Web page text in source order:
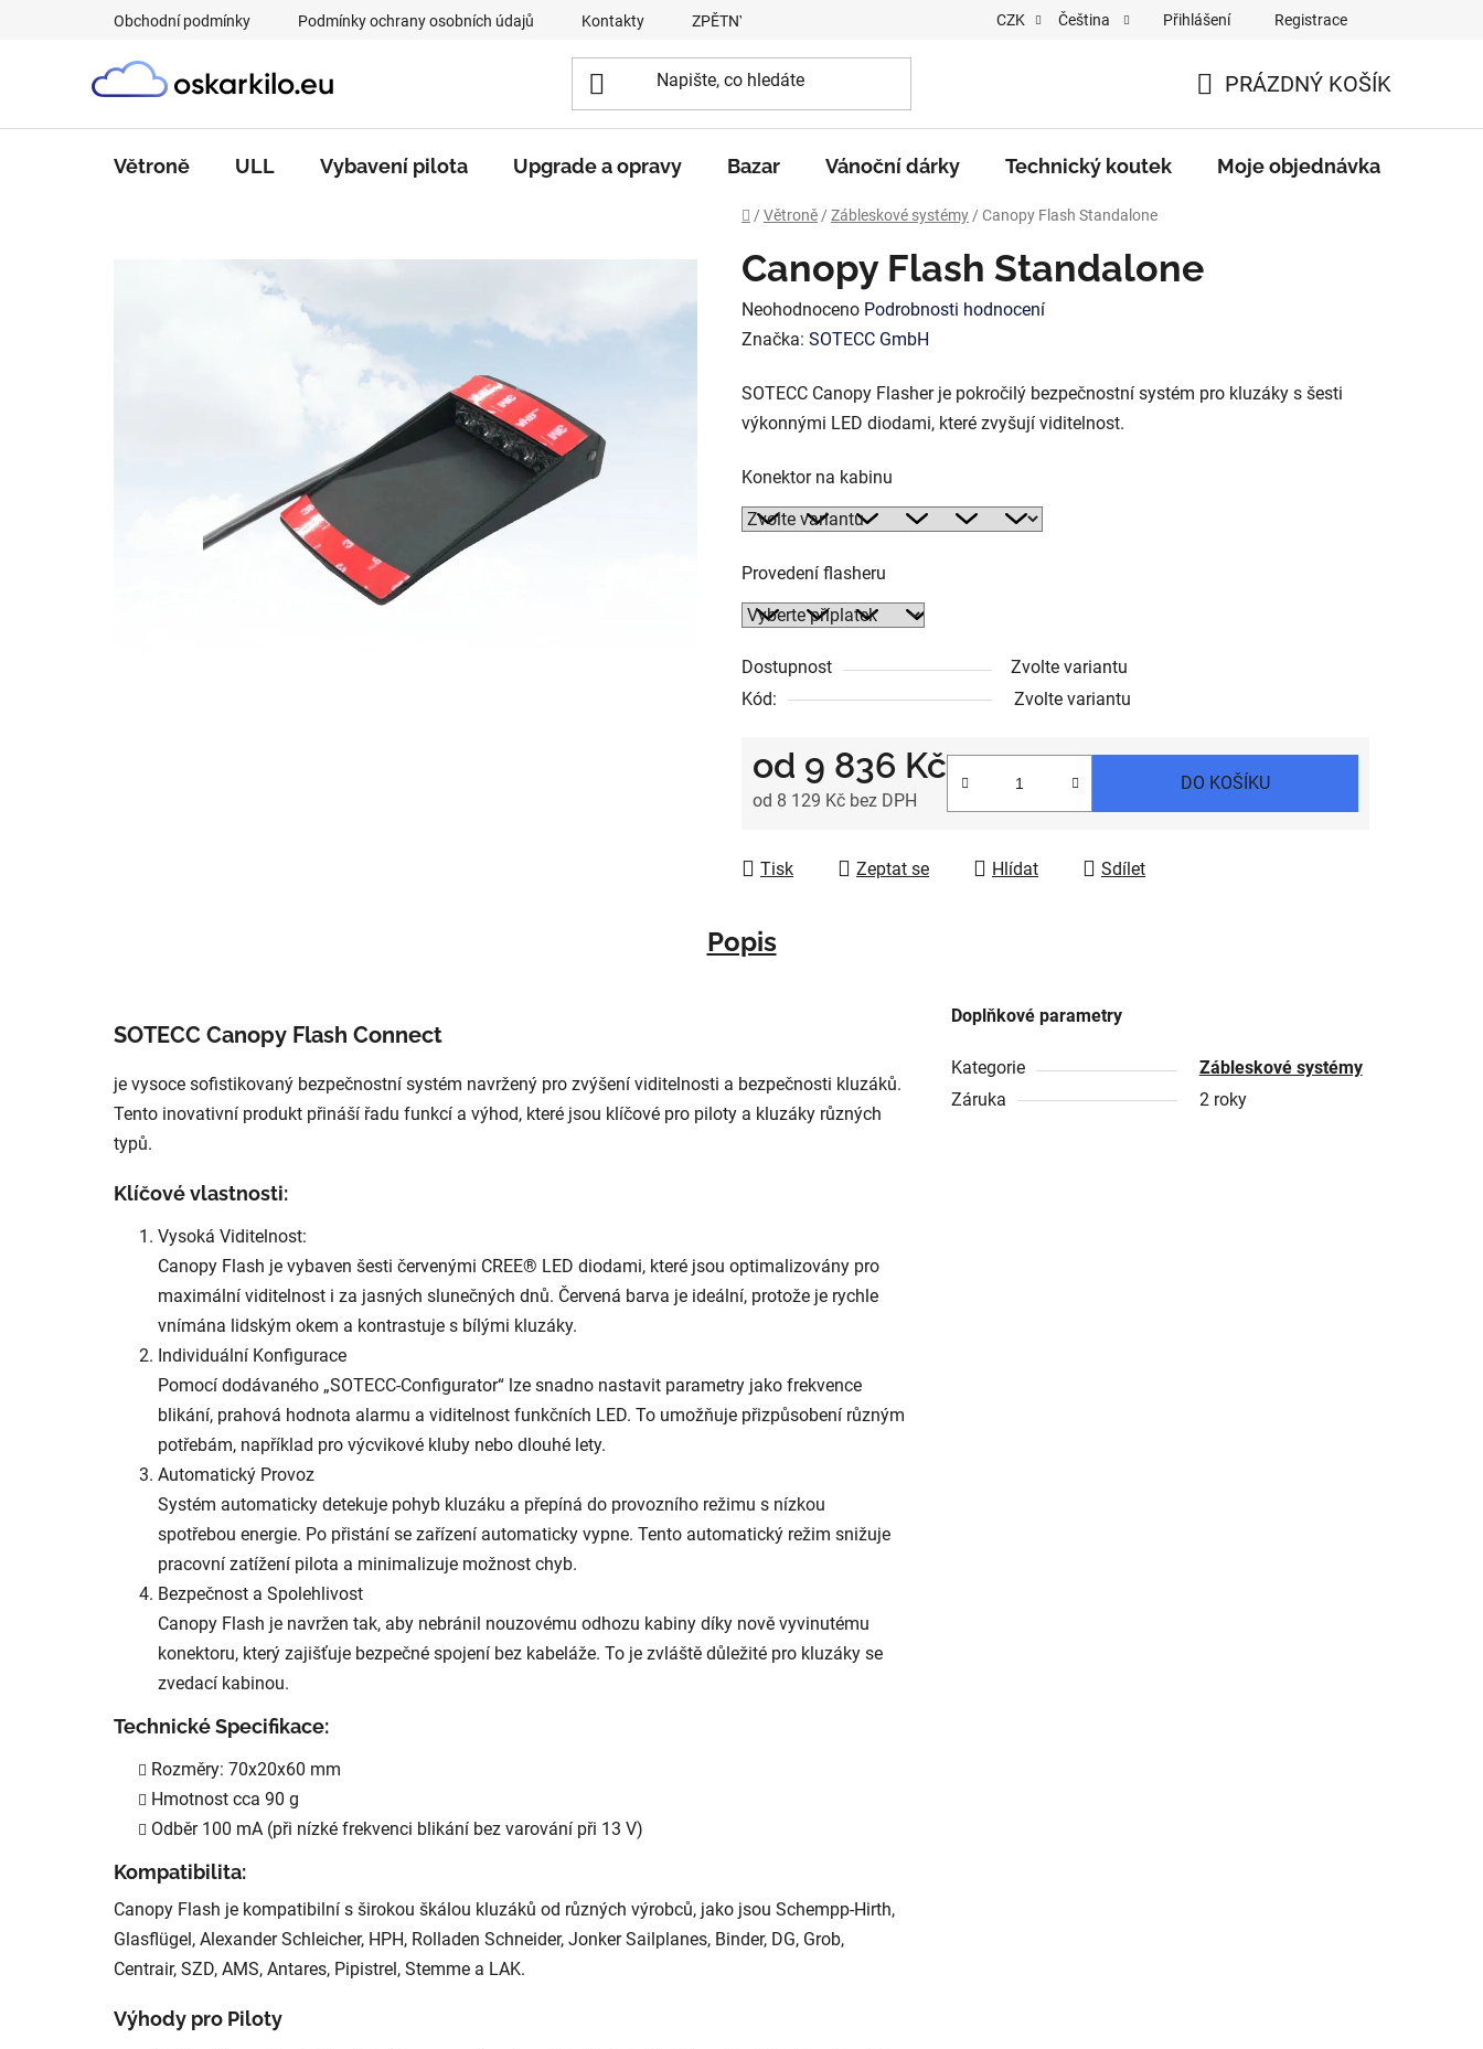
Obchodní podmínky Podmínky ochrany osobních údajů Kontakty ZPĚTNÝ ODBĚR VYSLOUŽILÝCH ELEKTROZAŘÍZENÍ / BATERIÍ
CZK Čeština Přihlášení Registrace
KOŠÍK
PRÁZDNÝ KOŠÍK
Větroně ULL Vybavení pilota Upgrade a opravy Bazar Vánoční dárky Technický koutek Moje objednávka
Domů
/ Větroně / Zábleskové systémy / Canopy Flash Standalone
Canopy Flash Standalone
Průměrné
hodnocení
je
0,0
5
hvězdiček.
Neohodnoceno Podrobnosti hodnocení
Značka: SOTECC GmbH
SOTECC Canopy Flasher je pokročilý bezpečnostní systém pro kluzáky s šesti
výkonnými LED diodami, které zvyšují viditelnost.
Konektor na kabinu
Provedení flasheru
Dostupnost
Zvolte variantu
Kód:
Zvolte variantu
od 9 836 Kč
od 8 129 Kč bez DPH
DO KOŠÍKU
Tisk Zeptat se Hlídat Sdílet
Popis
SOTECC Canopy Flash Connect
je vysoce sofistikovaný bezpečnostní systém navržený pro zvýšení viditelnosti a bezpečnosti kluzáků.
Tento inovativní produkt přináší řadu funkcí a výhod, které jsou klíčové pro piloty a kluzáky různých
typů.
Klíčové vlastnosti:
Vysoká Viditelnost:
Canopy Flash je vybaven šesti červenými CREE® LED diodami, které jsou optimalizovány pro
maximální viditelnost i za jasných slunečných dnů. Červená barva je ideální, protože je rychle
vnímána lidským okem a kontrastuje s bílými kluzáky.
Individuální Konfigurace
Pomocí dodávaného „SOTECC-Configurator“ lze snadno nastavit parametry jako frekvence
blikání, prahová hodnota alarmu a viditelnost funkčních LED. To umožňuje přizpůsobení různým
potřebám, například pro výcvikové kluby nebo dlouhé lety.
Automatický Provoz
Systém automaticky detekuje pohyb kluzáku a přepíná do provozního režimu s nízkou
spotřebou energie. Po přistání se zařízení automaticky vypne. Tento automatický režim snižuje
pracovní zatížení pilota a minimalizuje možnost chyb.
Bezpečnost a Spolehlivost
Canopy Flash je navržen tak, aby nebránil nouzovému odhozu kabiny díky nově vyvinutému
konektoru, který zajišťuje bezpečné spojení bez kabeláže. To je zvláště důležité pro kluzáky se
zvedací kabinou.
Technické Specifikace:
Rozměry: 70x20x60 mm
Hmotnost cca 90 g
Odběr 100 mA (při nízké frekvenci blikání bez varování při 13 V)
Kompatibilita:
Canopy Flash je kompatibilní s širokou škálou kluzáků od různých výrobců, jako jsou Schempp-Hirth,
Glasflügel, Alexander Schleicher, HPH, Rolladen Schneider, Jonker Sailplanes, Binder, DG, Grob,
Centrair, SZD, AMS, Antares, Pipistrel, Stemme a LAK.
Výhody pro Piloty
Doplňkové parametry
Kategorie
Zábleskové systémy
Záruka
2 roky